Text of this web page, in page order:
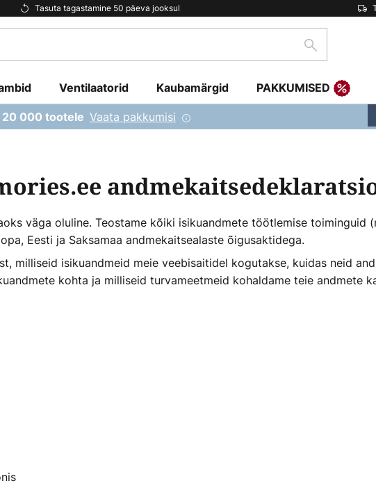
Tasuta tagastamine 50 päeva jooksul
Otsi
Ventilaatorid Kaubamärgid PAKKUMISED
20 000 tootele Vaata pakkumisi
väga oluline. Teostame kõiki isikuandmete töötlemise toiminguid
Eesti ja Saksamaa andmekaitsealaste õigusaktidega.
milliseid isikuandmeid meie veebisaitidel kogutakse, kuidas neid
kohta ja milliseid turvameetmeid kohaldame teie andmete